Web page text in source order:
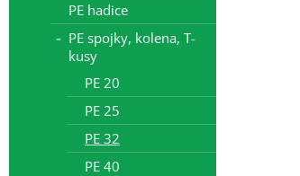
PE hadice
PE spojky, kolena, T-
kusy
PE 20
PE 25
PE 32
PE 40